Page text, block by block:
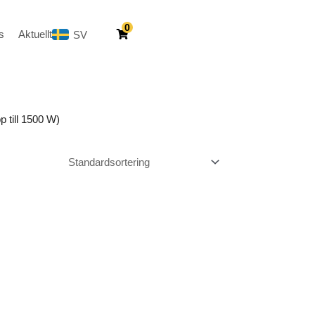
Aktuellt SV
EN
0
till 1500 W)